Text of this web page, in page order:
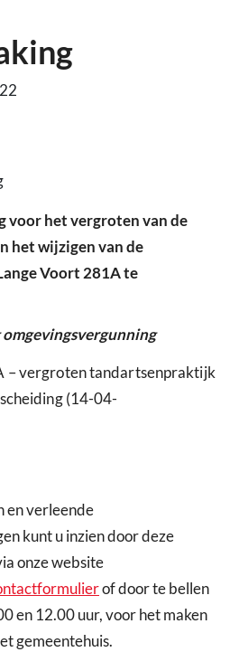
voor het vergroten van de
het wijzigen van de
Voort 281A te
– vergroten tandartsenpraktijk
(14-04-
en verleende
kunt u inzien door deze
onze website
of door te bellen
en 12.00 uur, voor het maken
gemeentehuis.